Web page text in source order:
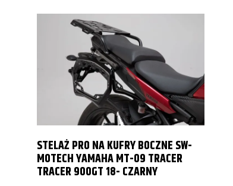
STELAŻ PRO NA KUFRY BOCZNE SW-
MOTECH YAMAHA MT-09 TRACER
TRACER 900GT 18- CZARNY